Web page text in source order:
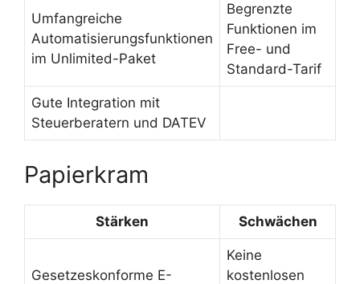
Umfangreiche
Automatisierungsfunktionen
im Unlimited-Paket
Begrenzte
Funktionen im
Free- und
Standard-Tarif
Gute Integration mit
Steuerberatern und DATEV
Papierkram
Stärken Schwächen
Gesetzeskonforme E-
Keine
kostenlosen